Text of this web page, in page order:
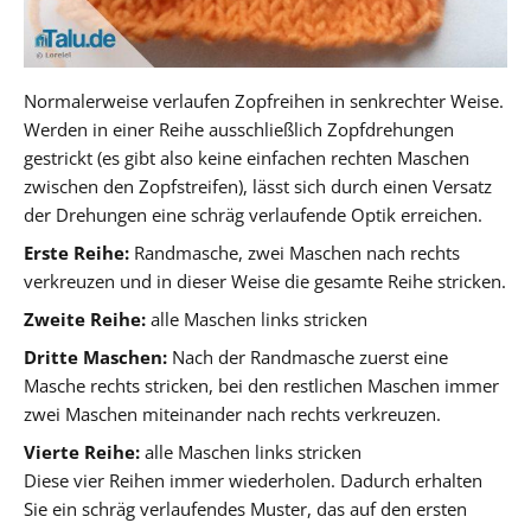
Normalerweise verlaufen Zopfreihen in senkrechter Weise.
Werden in einer Reihe ausschließlich Zopfdrehungen
gestrickt (es gibt also keine einfachen rechten Maschen
zwischen den Zopfstreifen), lässt sich durch einen Versatz
der Drehungen eine schräg verlaufende Optik erreichen.
Erste Reihe: Randmasche, zwei Maschen nach rechts
verkreuzen und in dieser Weise die gesamte Reihe stricken.
Zweite Reihe: alle Maschen links stricken
Dritte Maschen: Nach der Randmasche zuerst eine
Masche rechts stricken, bei den restlichen Maschen immer
zwei Maschen miteinander nach rechts verkreuzen.
Vierte Reihe: alle Maschen links stricken
Diese vier Reihen immer wiederholen. Dadurch erhalten
Sie ein schräg verlaufendes Muster, das auf den ersten